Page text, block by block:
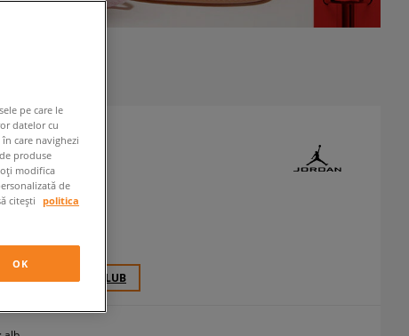
SPIZIKE LOW
SIZEERCLUB
pe care le
datelor cu
care navighezi
produse
modifica
de
citești politica
OK